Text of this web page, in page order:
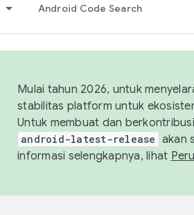
Android Code Search
Mulai tahun 2026, untuk
stabilitas platform untuk
Untuk membuat dan
android-latest-release akan
informasi selengkapnya, lihat